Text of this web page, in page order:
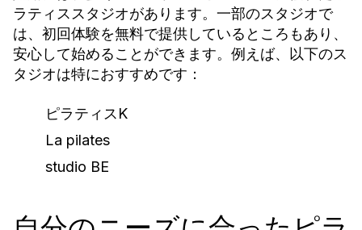
ラティススタジオがあります。一部のスタジオで
は、初回体験を無料で提供しているところもあり、
安心して始めることができます。例えば、以下のス
タジオは特におすすめです：
ピラティスK
La pilates
studio BE